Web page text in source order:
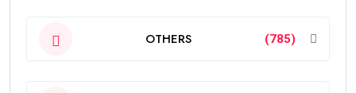
OTHERS (785)